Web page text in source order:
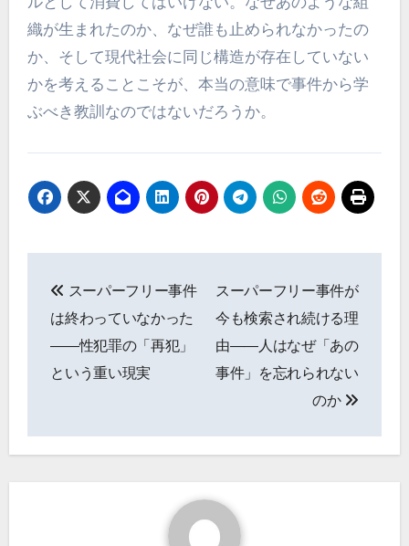
織が生まれたのか、なぜ誰も止められなかったの
か、そして現代社会に同じ構造が存在していない
かを考えることこそが、本当の意味で事件から学
ぶべき教訓なのではないだろうか。
稿
ナ
ビ
ー
スーパーフリー事件
は終わっていなかった
――性犯罪の「再犯」
という重い現実
スーパーフリー事件が
今も検索され続ける理
由――人はなぜ「あの
事件」を忘れられない
のか